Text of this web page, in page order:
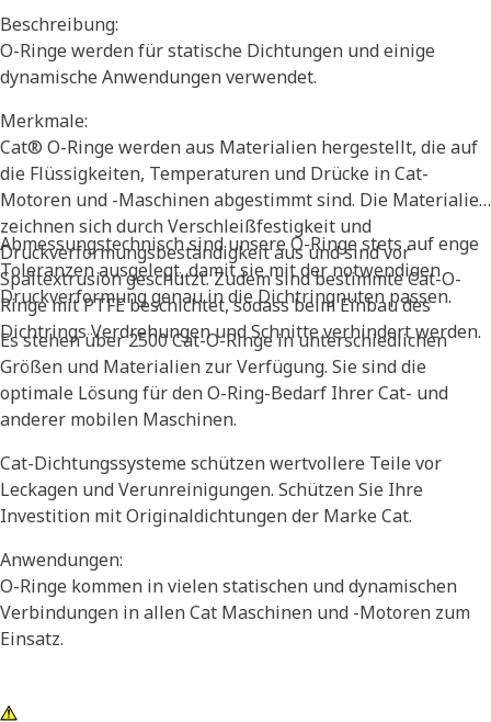
Beschreibung:
O-Ringe werden für statische Dichtungen und einige
dynamische Anwendungen verwendet.
Merkmale:
Cat® O-Ringe werden aus Materialien hergestellt, die auf
die Flüssigkeiten, Temperaturen und Drücke in Cat-
Motoren und -Maschinen abgestimmt sind. Die Materialien
zeichnen sich durch Verschleißfestigkeit und
Druckverformungsbeständigkeit aus und sind vor
Spaltextrusion geschützt. Zudem sind bestimmte Cat-O-
Ringe mit PTFE beschichtet, sodass beim Einbau des
Dichtrings Verdrehungen und Schnitte verhindert werden.
Abmessungstechnisch sind unsere O-Ringe stets auf enge
Toleranzen ausgelegt, damit sie mit der notwendigen
Druckverformung genau in die Dichtringnuten passen.
Es stehen über 2500 Cat-O-Ringe in unterschiedlichen
Größen und Materialien zur Verfügung. Sie sind die
optimale Lösung für den O-Ring-Bedarf Ihrer Cat- und
anderer mobilen Maschinen.
Cat-Dichtungssysteme schützen wertvollere Teile vor
Leckagen und Verunreinigungen. Schützen Sie Ihre
Investition mit Originaldichtungen der Marke Cat.
Anwendungen:
O-Ringe kommen in vielen statischen und dynamischen
Verbindungen in allen Cat Maschinen und -Motoren zum
Einsatz.